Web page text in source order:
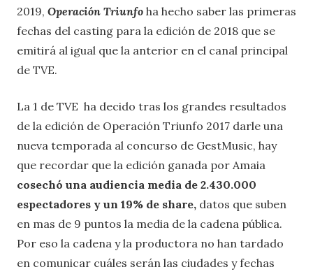
2019, Operación Triunfo ha hecho saber las primeras
fechas del casting para la edición de 2018 que se
emitirá al igual que la anterior en el canal principal
de TVE.
La 1 de TVE ha decido tras los grandes resultados
de la edición de Operación Triunfo 2017 darle una
nueva temporada al concurso de GestMusic, hay
que recordar que la edición ganada por Amaia
cosechó una audiencia media de 2.430.000
espectadores y un 19% de share, datos que suben
en mas de 9 puntos la media de la cadena pública.
Por eso la cadena y la productora no han tardado
en comunicar cuáles serán las ciudades y fechas